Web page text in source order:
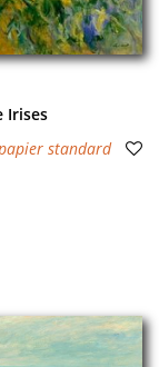
Irises
standard